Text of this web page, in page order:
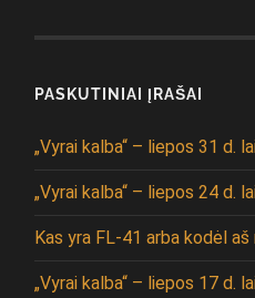
PASKUTINIAI ĮRAŠAI
„Vyrai kalba“ – liepos 31 d.
„Vyrai kalba“ – liepos 24 d.
Kas yra FL-41 arba kodėl aš
„Vyrai kalba“ – liepos 17 d.